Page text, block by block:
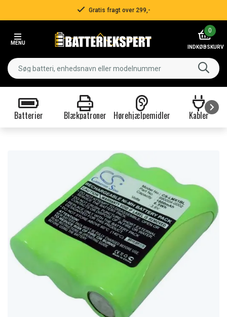
Gratis fragt over 299,-
MENU
0
INDKØBSKURV
Batterier Blækpatroner Hørehjælpemidler Kabler